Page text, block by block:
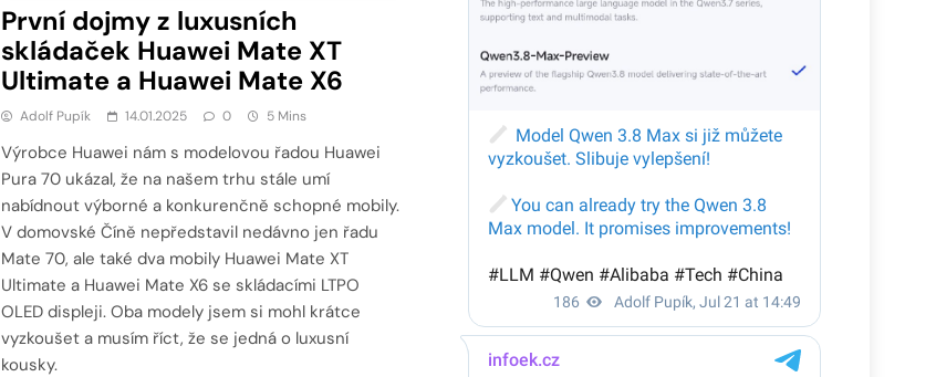
První dojmy z luxusních
skládaček Huawei Mate XT
Ultimate a Huawei Mate X6
Adolf Pupík 14.01.2025 0 5 Mins
Výrobce Huawei nám s modelovou řadou Huawei
Pura 70 ukázal, že na našem trhu stále umí
nabídnout výborné a konkurenčně schopné mobily.
V domovské Číně nepředstavil nedávno jen řadu
Mate 70, ale také dva mobily Huawei Mate XT
Ultimate a Huawei Mate X6 se skládacími LTPO
OLED displeji. Oba modely jsem si mohl krátce
vyzkoušet a musím říct, že se jedná o luxusní
kousky.